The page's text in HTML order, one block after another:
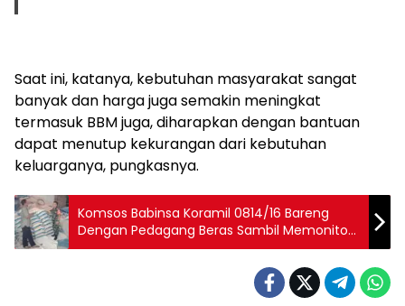
Saat ini, katanya, kebutuhan masyarakat sangat
banyak dan harga juga semakin meningkat
termasuk BBM juga, diharapkan dengan bantuan
dapat menutup kekurangan dari kebutuhan
keluarganya, pungkasnya.
Komsos Babinsa Koramil 0814/16 Bareng
Dengan Pedagang Beras Sambil Memonitor
Wilayah Binaan